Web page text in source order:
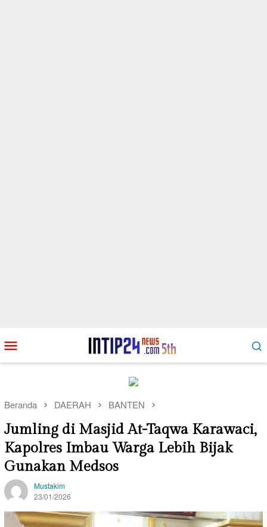
ke
kontenMobile
Beranda DAERAH BANTEN
Jumling di Masjid At-Taqwa Karawaci,
Kapolres Imbau Warga Lebih Bijak
Gunakan Medsos
Mustakim
23/01/2026